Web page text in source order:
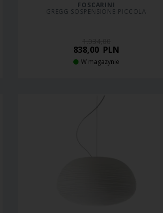
FOSCARINI
GREGG SOSPENSIONE PICCOLA
838,00 PLN
W magazynie